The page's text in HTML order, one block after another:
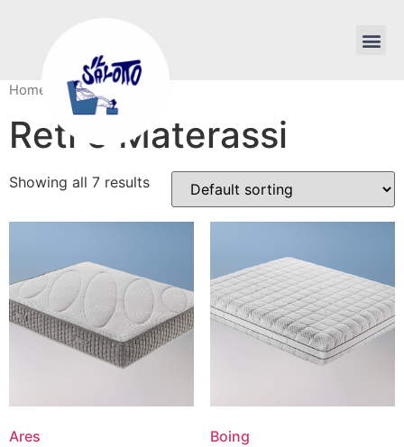
Home / Reti e Materassi
Reti e Materassi
Showing all 7 results
Ares Boing